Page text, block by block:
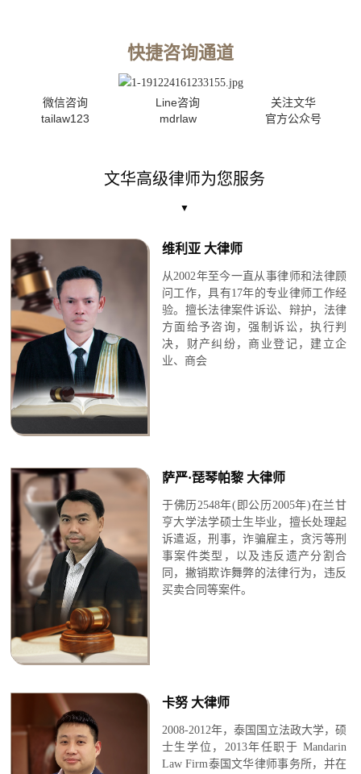
快捷咨询通道
微信咨询
tailaw123
Line咨询
mdrlaw
关注文华
官方公众号
文华高级律师为您服务
▼
维利亚 大律师
从2002年至今一直从事律师和法律顾
问工作，具有17年的专业律师工作经
验。擅长法律案件诉讼、辩护，法律
方面给予咨询，强制诉讼，执行判
决，财产纠纷，商业登记，建立企
业、商会
萨严·琵琴帕黎 大律师
于佛历2548年(即公历2005年)在兰甘
亨大学法学硕士生毕业， 擅长处理起
诉遣返，刑事，诈骗雇主，贪污等刑
事案件类型，以及违反遗产分割合
同，撇销欺诈舞弊的法律行为，违反
买卖合同等案件。
卡努 大律师
2008-2012年，泰国国立法政大学，硕
士生学位， 2013年任职于 Mandarin
Law Firm泰国文华律师事务所，并在